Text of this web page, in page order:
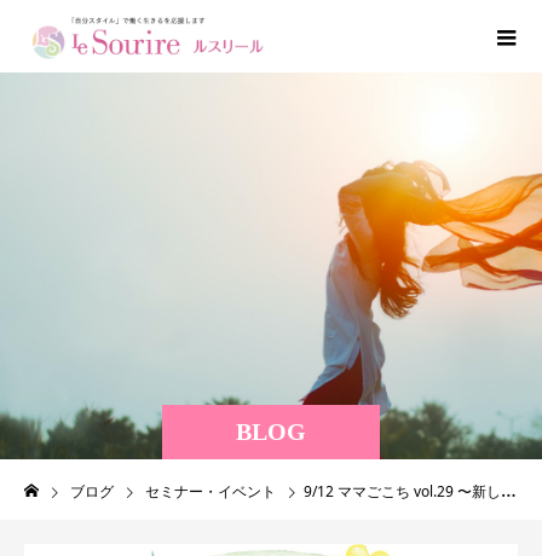
BLOG
ブログ セミナー・イベント 9/12 ママごこち vol.29 〜新しい色で新しい私発見〜